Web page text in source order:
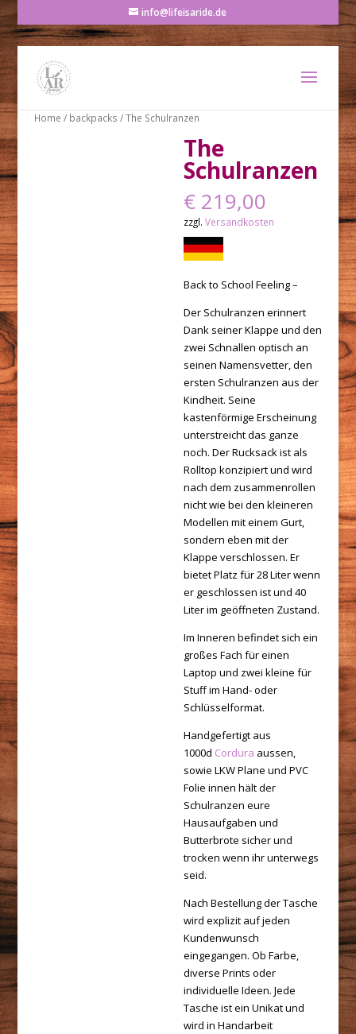
info@lifeisaride.de
Home / backpacks / The Schulranzen
The
Schulranzen
€ 219,00
zzgl.Versandkosten
Back to School Feeling –
Der Schulranzen erinnert
Dank seiner Klappe und den
zwei Schnallen optisch an
seinen Namensvetter, den
ersten Schulranzen aus der
Kindheit. Seine
kastenförmige Erscheinung
unterstreicht das ganze
noch. Der Rucksack ist als
Rolltop konzipiert und wird
nach dem zusammenrollen
nicht wie bei den kleineren
Modellen mit einem Gurt,
sondern eben mit der
Klappe verschlossen. Er
bietet Platz für 28 Liter wenn
er geschlossen ist und 40
Liter im geöffneten Zustand.
Im Inneren befindet sich ein
großes Fach für einen
Laptop und zwei kleine für
Stuff im Hand- oder
Schlüsselformat.
Handgefertigt aus
1000d Cordura aussen,
sowie LKW Plane und PVC
Folie innen hält der
Schulranzen eure
Hausaufgaben und
Butterbrote sicher und
trocken wenn ihr unterwegs
seid.
Nach Bestellung der Tasche
wird explizit auf jeden
Kundenwunsch
eingegangen. Ob Farbe,
diverse Prints oder
individuelle Ideen. Jede
Tasche ist ein Unikat und
wird in Handarbeit